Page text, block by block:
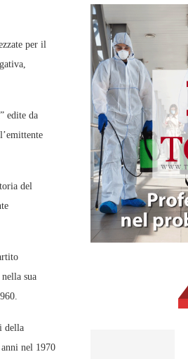
per il
edite da
del
sua
della
nel 1970